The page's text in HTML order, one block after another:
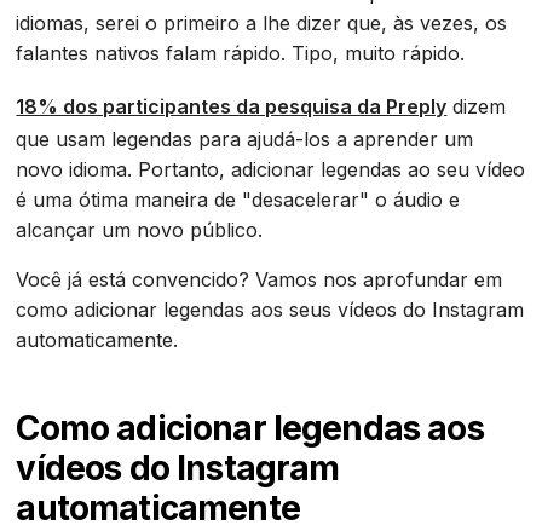
idiomas, serei o primeiro a lhe dizer que, às vezes, os
falantes nativos falam rápido. Tipo, muito rápido.
18% dos participantes da pesquisa da Preply dizem
que usam legendas para ajudá-los a aprender um
novo idioma. Portanto, adicionar legendas ao seu vídeo
é uma ótima maneira de "desacelerar" o áudio e
alcançar um novo público.
Você já está convencido? Vamos nos aprofundar em
como adicionar legendas aos seus vídeos do Instagram
automaticamente.
Como adicionar legendas aos
vídeos do Instagram
automaticamente